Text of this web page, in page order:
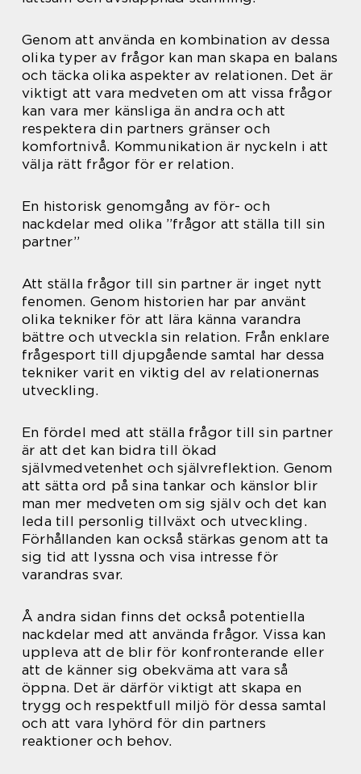
Genom att använda en kombination av dessa
olika typer av frågor kan man skapa en balans
och täcka olika aspekter av relationen. Det är
viktigt att vara medveten om att vissa frågor
kan vara mer känsliga än andra och att
respektera din partners gränser och
komfortnivå. Kommunikation är nyckeln i att
välja rätt frågor för er relation.
En historisk genomgång av för- och
nackdelar med olika ”frågor att ställa till sin
partner”
Att ställa frågor till sin partner är inget nytt
fenomen. Genom historien har par använt
olika tekniker för att lära känna varandra
bättre och utveckla sin relation. Från enklare
frågesport till djupgående samtal har dessa
tekniker varit en viktig del av relationernas
utveckling.
En fördel med att ställa frågor till sin partner
är att det kan bidra till ökad
självmedvetenhet och självreflektion. Genom
att sätta ord på sina tankar och känslor blir
man mer medveten om sig själv och det kan
leda till personlig tillväxt och utveckling.
Förhållanden kan också stärkas genom att ta
sig tid att lyssna och visa intresse för
varandras svar.
Å andra sidan finns det också potentiella
nackdelar med att använda frågor. Vissa kan
uppleva att de blir för konfronterande eller
att de känner sig obekväma att vara så
öppna. Det är därför viktigt att skapa en
trygg och respektfull miljö för dessa samtal
och att vara lyhörd för din partners
reaktioner och behov.